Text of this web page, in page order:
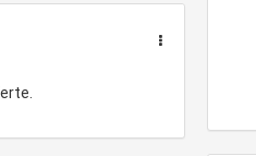
l'attivita' e
modifiche ed